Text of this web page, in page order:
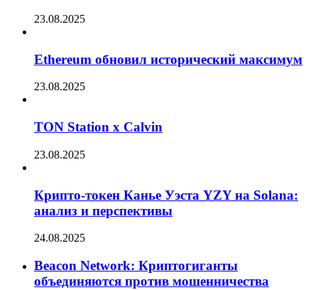
23.08.2025
Ethereum обновил исторический максимум
23.08.2025
TON Station x Calvin
23.08.2025
Крипто-токен Канье Уэста YZY на Solana:
анализ и перспективы
24.08.2025
Beacon Network: Криптогиганты
объединяются против мошенничества